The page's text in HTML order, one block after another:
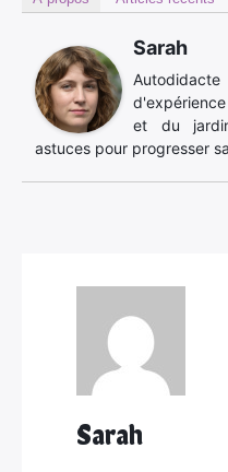
Sarah
et du
astuces pour progresser
Sarah